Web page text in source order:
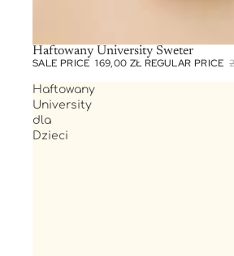
SALE
Haftowany University Sweter
SALE PRICE 169,00 ZŁ REGULAR PRICE
Haftowany
University
dla
Dzieci